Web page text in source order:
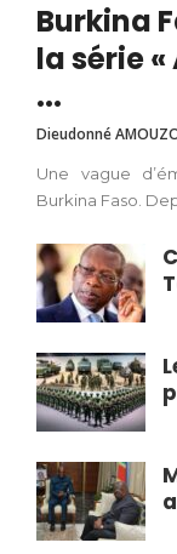
Burkina
la série
...
Dieudonné
Une vague
Burkina Faso.